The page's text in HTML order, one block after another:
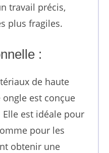
travail précis,
plus fragiles.
:
de haute
est conçue
est idéale pour
pour les
obtenir une